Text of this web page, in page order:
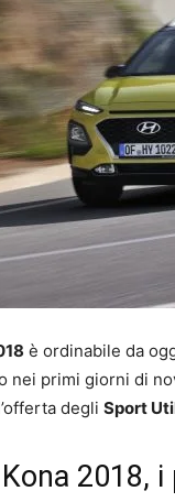
è ordinabile da
nei primi giorni di
degli Sport
2018, i